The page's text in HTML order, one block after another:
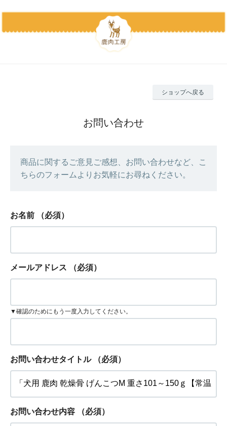
ショップへ戻る
お問い合わせ
商品に関するご意見ご感想、お問い合わせなど、こ
ちらのフォームよりお気軽にお尋ねください。
お名前 （必須）
メールアドレス （必須）
▼確認のためにもう一度入力してください。
お問い合わせタイトル （必須）
お問い合わせ内容 （必須）